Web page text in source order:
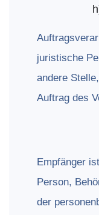
juristische
andere
Auftrag des
Empfänger
Person,
der